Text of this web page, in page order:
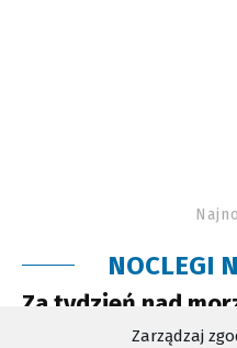
Zarządzaj
NOCLEGI
Za tydzień nad
tysiące złotych